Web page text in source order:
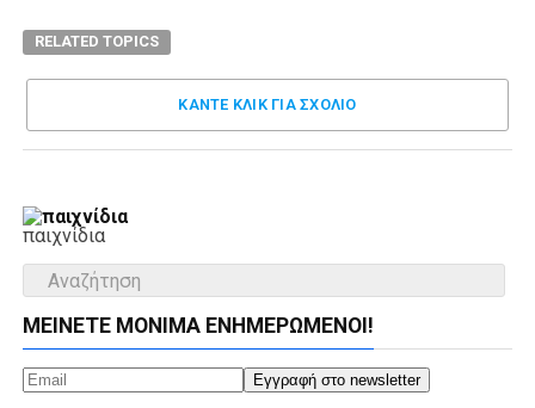
RELATED TOPICS
ΚΑΝΤΕ ΚΛΊΚ ΓΙΑ ΣΧΌΛΙΟ
παιχνίδια
ΜΕΊΝΕΤΕ ΜΌΝΙΜΑ ΕΝΗΜΕΡΏΜΕΝΟΙ!